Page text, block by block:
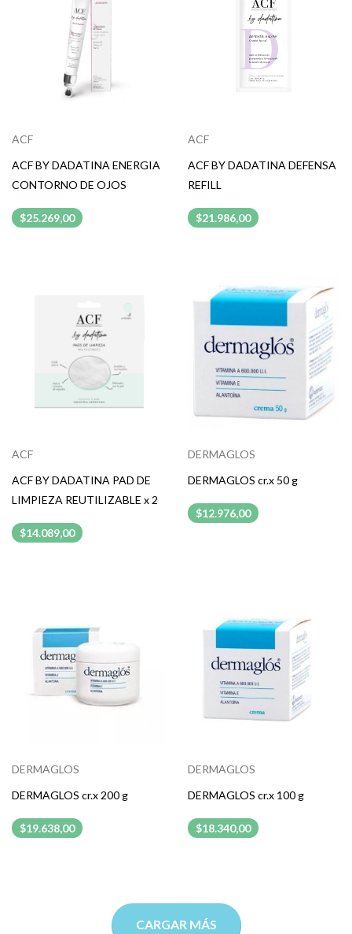
ACF
ACF BY DADATINA ENERGIA
CONTORNO DE OJOS
$25.269,00
ACF
ACF BY DADATINA DEFENSA
REFILL
$21.986,00
ACF
ACF BY DADATINA PAD DE
LIMPIEZA REUTILIZABLE x 2
$14.089,00
DERMAGLOS
DERMAGLOS cr.x 50 g
$12.976,00
DERMAGLOS
DERMAGLOS cr.x 200 g
$19.638,00
DERMAGLOS
DERMAGLOS cr.x 100 g
$18.340,00
CARGAR MÁS